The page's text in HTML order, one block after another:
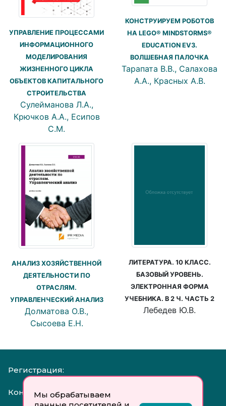
Мы обрабатываем
УПРАВЛЕНИЕ ПРОЦЕССАМИ
ИНФОРМАЦИОННОГО
МОДЕЛИРОВАНИЯ
ЖИЗНЕННОГО ЦИКЛА
ОБЪЕКТОВ КАПИТАЛЬНОГО
СТРОИТЕЛЬСТВА
Сулейманова Л.А.,
Крючков А.А., Есипов
С.М.
КОНСТРУИРУЕМ РОБОТОВ
НА LEGO® MINDSTORMS®
EDUCATION EV3.
ВОЛШЕБНАЯ ПАЛОЧКА
Тарапата В.В., Салахова
А.А., Красных А.В.
АНАЛИЗ ХОЗЯЙСТВЕННОЙ
ДЕЯТЕЛЬНОСТИ ПО
ОТРАСЛЯМ.
УПРАВЛЕНЧЕСКИЙ АНАЛИЗ
Долматова О.В.,
Сысоева Е.Н.
ЛИТЕРАТУРА. 10 КЛАСС.
БАЗОВЫЙ УРОВЕНЬ.
ЭЛЕКТРОННАЯ ФОРМА
УЧЕБНИКА. В 2 Ч. ЧАСТЬ 2
Лебедев Ю.В.
Регистрация:
Контакты: